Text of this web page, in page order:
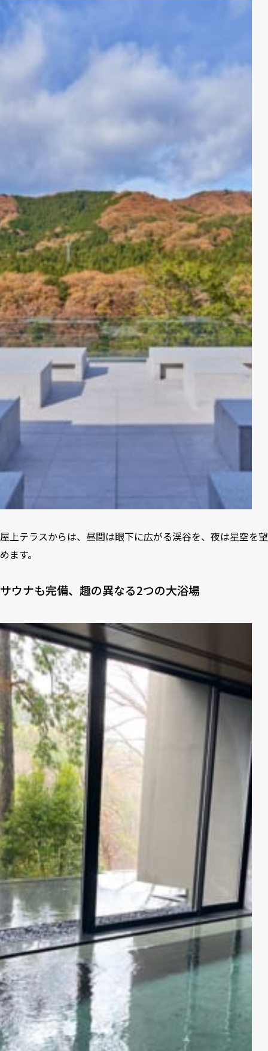
屋上テラスからは、昼間は眼下に広がる渓谷を、夜は星空を望
めます。
サウナも完備、趣の異なる2つの大浴場